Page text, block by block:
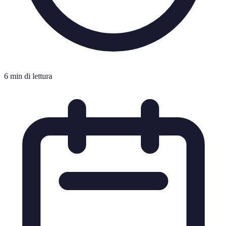
6 min di lettura